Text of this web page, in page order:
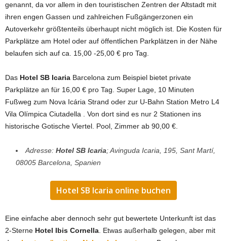
genannt, da vor allem in den touristischen Zentren der Altstadt mit
ihren engen Gassen und zahlreichen Fußgängerzonen ein
Autoverkehr größtenteils überhaupt nicht möglich ist. Die Kosten für
Parkplätze am Hotel oder auf öffentlichen Parkplätzen in der Nähe
belaufen sich auf ca. 15,00 -25,00 € pro Tag.
Das Hotel SB Icaria Barcelona zum Beispiel bietet private
Parkplätze an für 16,00 € pro Tag. Super Lage, 10 Minuten
Fußweg zum Nova Icária Strand oder zur U-Bahn Station Metro L4
Vila Olímpica Ciutadella . Von dort sind es nur 2 Stationen ins
historische Gotische Viertel. Pool, Zimmer ab 90,00 €.
Adresse: Hotel SB Icaria; Avinguda Icaria, 195, Sant Martí,
08005 Barcelona, Spanien
Hotel SB Icaria online buchen
Eine einfache aber dennoch sehr gut bewertete Unterkunft ist das
2-Sterne Hotel Ibis Cornella. Etwas außerhalb gelegen, aber mit